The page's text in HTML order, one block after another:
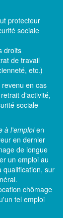
protecteur
sociale
droits
de travail
etc.)
en cas
d'activité,
sociale
à l'emploien
en dernier
de longue
un emploi au
qualification, sur
chômage
tel emploi